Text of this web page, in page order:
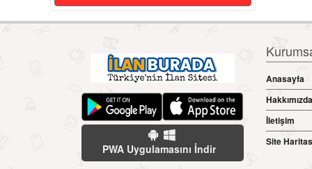
PWA Uygulamasını İndir
Anasayfa
Hakkımızda
İletişim
Site